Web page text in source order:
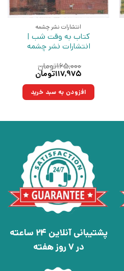
انتشارات نشر چشمه
کتاب به وقت شب |
انتشارات نشر چشمه
۱۶۵,۰۰۰تومان
قیمت
۱۶۵,۰۰۰تومان
بود.
۱۱۷,۹۷۵تومان
۱۱۷,۹۷۵تومان.افزودن به سبد خرید
پشتیبانی آنلاین 24 ساعته
در 7 روز هفته